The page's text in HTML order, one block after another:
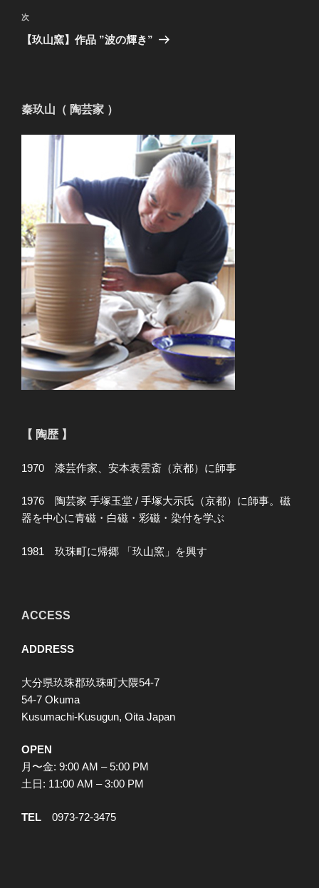
ビ
ゲ
ン
稿
次
の
次
【玖山窯】作品 ”波の輝き”
秦玖山（ 陶芸家 ）
【 陶歴 】
1970 漆芸作家、安本表雲斎（京都）に師事
1976 陶芸家 手塚玉堂 / 手塚大示氏（京都）に師事。磁
器を中心に青磁・白磁・彩磁・染付を学ぶ
1981 玖珠町に帰郷 「玖山窯」を興す
ACCESS
ADDRESS
大分県玖珠郡玖珠町大隈54-7
54-7 Okuma
Kusumachi-Kusugun, Oita Japan
OPEN
月〜金: 9:00 AM – 5:00 PM
土日: 11:00 AM – 3:00 PM
TEL 0973-72-3475